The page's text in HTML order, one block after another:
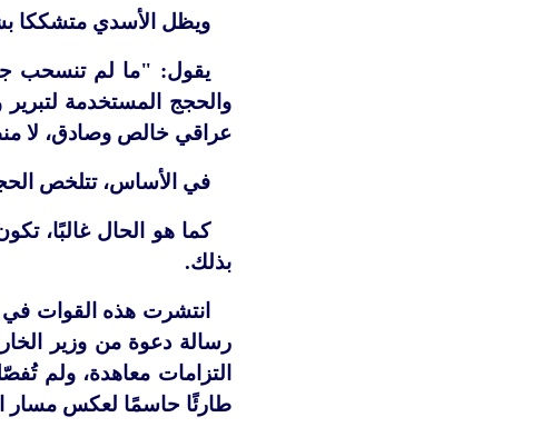
ويظل الأسدي متشككا
يقول: "ما لم تنسحب
والحجج المستخدمة
عراقي خالص وصادق، لا
في الأساس، تتلخص
كما هو الحال غالبًا،
بذلك.
انتشرت هذه القوات
رسالة دعوة من وزير
التزامات معاهدة، ولم
طارئًا حاسمًا لعكس مسار